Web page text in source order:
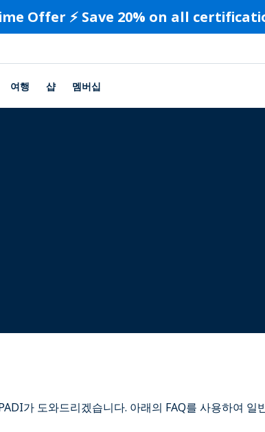
Offer ⚡️ Save 20% on all
여행 샵 멤버십
가 도와드리겠습니다. 아래의 FAQ를 사용하여 일